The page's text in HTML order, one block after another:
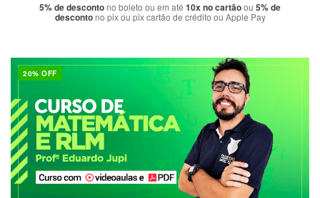
5% de descontono boleto ou em até 10x no cartãoou 5% de
descontono pix ou pix cartão de crédito ou Apple Pay
20% OFF